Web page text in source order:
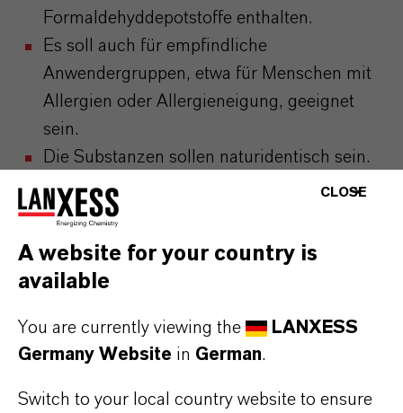
Formaldehyddepotstoffe enthalten.
Es soll auch für empfindliche
Anwendergruppen, etwa für Menschen mit
Allergien oder Allergieneigung, geeignet
sein.
Die Substanzen sollen naturidentisch sein.
Sie sollen sich leicht biologisch abbauen
lassen.
Alle diese Kriterien erfüllt Kalaguard® SB.
CLOSE
A website for your country is
available
You are currently viewing the
LANXESS
Germany Website in German.
Switch to your local country website to ensure